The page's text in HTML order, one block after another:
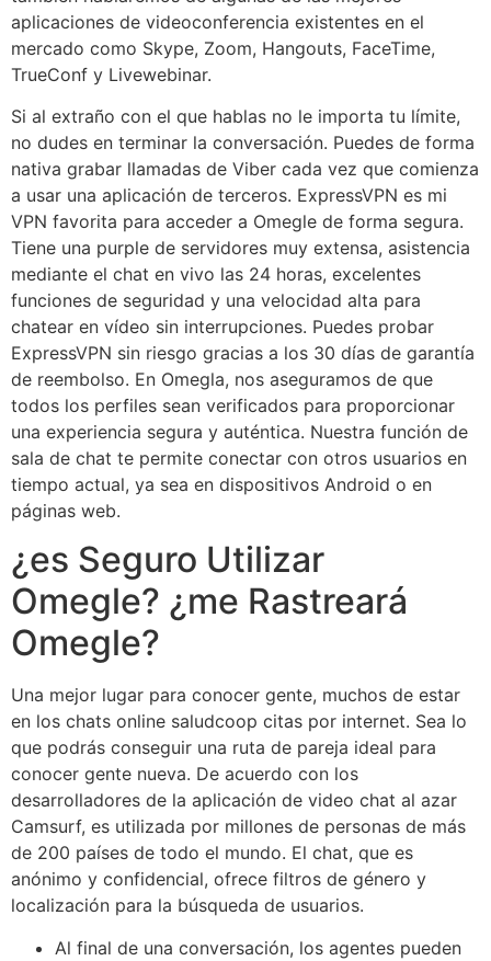
aplicaciones de videoconferencia existentes en el
mercado como Skype, Zoom, Hangouts, FaceTime,
TrueConf y Livewebinar.
Si al extraño con el que hablas no le importa tu límite,
no dudes en terminar la conversación. Puedes de forma
nativa grabar llamadas de Viber cada vez que comienza
a usar una aplicación de terceros. ExpressVPN es mi
VPN favorita para acceder a Omegle de forma segura.
Tiene una purple de servidores muy extensa, asistencia
mediante el chat en vivo las 24 horas, excelentes
funciones de seguridad y una velocidad alta para
chatear en vídeo sin interrupciones. Puedes probar
ExpressVPN sin riesgo gracias a los 30 días de garantía
de reembolso. En Omegla, nos aseguramos de que
todos los perfiles sean verificados para proporcionar
una experiencia segura y auténtica. Nuestra función de
sala de chat te permite conectar con otros usuarios en
tiempo actual, ya sea en dispositivos Android o en
páginas web.
¿es Seguro Utilizar
Omegle? ¿me Rastreará
Omegle?
Una mejor lugar para conocer gente, muchos de estar
en los chats online saludcoop citas por internet. Sea lo
que podrás conseguir una ruta de pareja ideal para
conocer gente nueva. De acuerdo con los
desarrolladores de la aplicación de video chat al azar
Camsurf, es utilizada por millones de personas de más
de 200 países de todo el mundo. El chat, que es
anónimo y confidencial, ofrece filtros de género y
localización para la búsqueda de usuarios.
Al final de una conversación, los agentes pueden